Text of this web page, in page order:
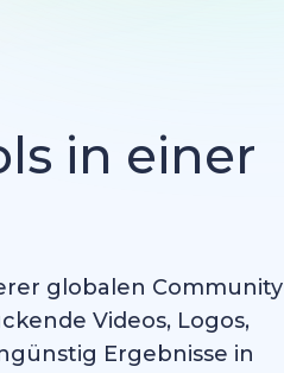
in einer
globalen Community
Videos, Logos,
Ergebnisse in